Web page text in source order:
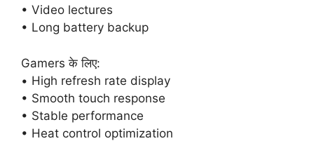
• Video lectures
• Long battery backup
Gamers के लिए:
• High refresh rate display
• Smooth touch response
• Stable performance
• Heat control optimization